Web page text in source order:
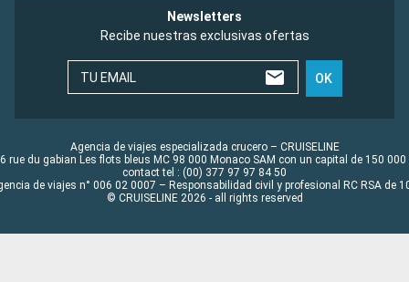
Newsletters
Recibe nuestras exclusivas ofertas
TU EMAIL OK
Agencia de viajes especializada crucero – CRUISELINE
rue du gabian Les flots bleus MC 98 000 Monaco SAM con un capital de 150 000
contact tel : (00) 377 97 97 84 50
de viajes n° 006 02 0007 – Responsabilidad civil y profesional RC RSA de
© CRUISELINE 2026 - all rights reserved